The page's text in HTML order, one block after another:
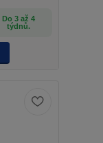
Do 3 až 4
týdnů.